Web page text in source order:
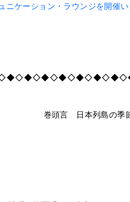
ニケーション・ラウンジを開催
巻頭言 日本列島の季